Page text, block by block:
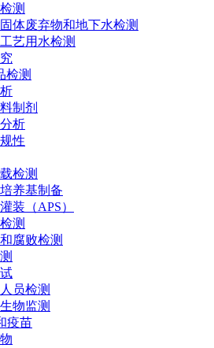
测
体废弃物和地下水检测
艺用水检测
检测
制剂
析
性
检测
养基制备
装（APS）
测
腐败检测
员检测
物监测
疫苗